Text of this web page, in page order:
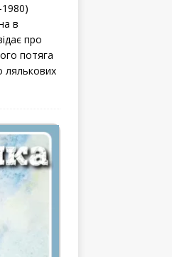
в
про
потяга
лялькових